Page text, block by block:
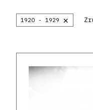
1920 - 1929 ×